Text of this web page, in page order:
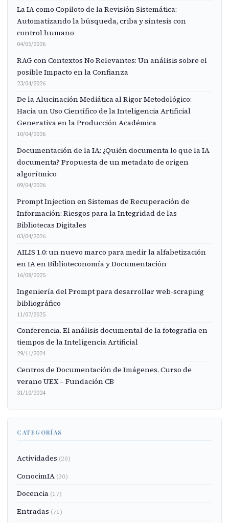
La IA como Copiloto de la Revisión Sistemática:
Automatizando la búsqueda, criba y síntesis con
control humano
04/05/2026
RAG con Contextos No Relevantes: Un análisis sobre el
posible Impacto en la Confianza
23/04/2026
De la Alucinación Mediática al Rigor Metodológico:
Hacia un Uso Científico de la Inteligencia Artificial
Generativa en la Producción Académica
10/04/2026
Documentación de la IA: ¿Quién documenta lo que la IA
documenta? Propuesta de un metadato de origen
algorítmico
09/04/2026
Prompt Injection en Sistemas de Recuperación de
Información: Riesgos para la Integridad de las
Bibliotecas Digitales
03/04/2026
AILIS 1.0: un nuevo marco para medir la alfabetización
en IA en Biblioteconomía y Documentación
16/08/2025
Ingeniería del Prompt para desarrollar web-scraping
bibliográfico
11/07/2025
Conferencia. El análisis documental de la fotografía en
tiempos de la Inteligencia Artificial
29/11/2024
Centros de Documentación de Imágenes. Curso de
verano UEX – Fundación CB
31/10/2024
CATEGORÍAS
Actividades (20)
ConocimIA (30)
Docencia (17)
Entradas (71)